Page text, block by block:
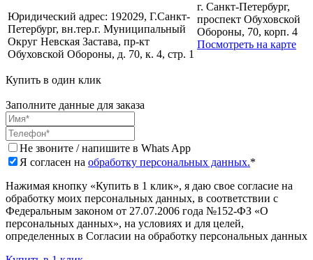
Юридический адрес: 192029, Г.Санкт-
Петербург, вн.тер.г. Муниципальный
Округ Невская Застава, пр-кт
Обуховской Обороны, д. 70, к. 4, стр. 1
г. Санкт-Петербург,
проспект Обуховской
Обороны, 70, корп. 4
Посмотреть на карте
Купить в один клик
Заполните данные для заказа
Не звоните / напишите в Whats App
Я согласен на обработку персональных данных.*
Нажимая кнопку «Купить в 1 клик», я даю свое согласие на
обработку моих персональных данных, в соответствии с
Федеральным законом от 27.07.2006 года №152-ФЗ «О
персональных данных», на условиях и для целей,
определенных в Согласии на обработку персональных данных